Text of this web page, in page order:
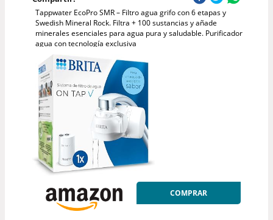
Tappwater EcoPro SMR – Filtro agua grifo con 6 etapas y
Swedish Mineral Rock. Filtra + 100 sustancias y añade
minerales esenciales para agua pura y saludable. Purificador
agua con tecnología exclusiva
COMPRAR